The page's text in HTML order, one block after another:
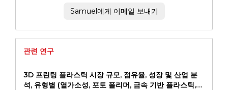
Samuel에게 이메일 보내기
관련 연구
3D 프린팅 플라스틱 시장 규모, 점유율, 성장 및 산업 분
석, 유형별 (열가소성, 포토 폴리머, 금속 기반 플라스틱,